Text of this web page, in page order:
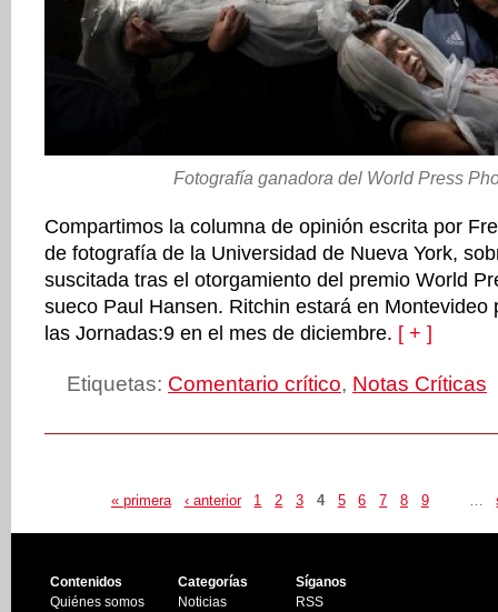
Fotografía ganadora del World Press
Compartimos la columna de opinión escrita por
de fotografía de la Universidad de Nueva York,
suscitada tras el otorgamiento del premio World
sueco Paul Hansen. Ritchin estará en Montevideo
las Jornadas:9 en el mes de diciembre. [ + ]
Etiquetas: Comentario crítico, Notas Críticas
« primera ‹ anterior 1 2 3 4 5 6 7 8 9 …
Contenidos
Quiénes somos
Categorías
Noticias
Síganos
RSS